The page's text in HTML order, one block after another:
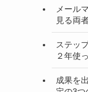
メール
見る両
ステッ
２年使
成果を